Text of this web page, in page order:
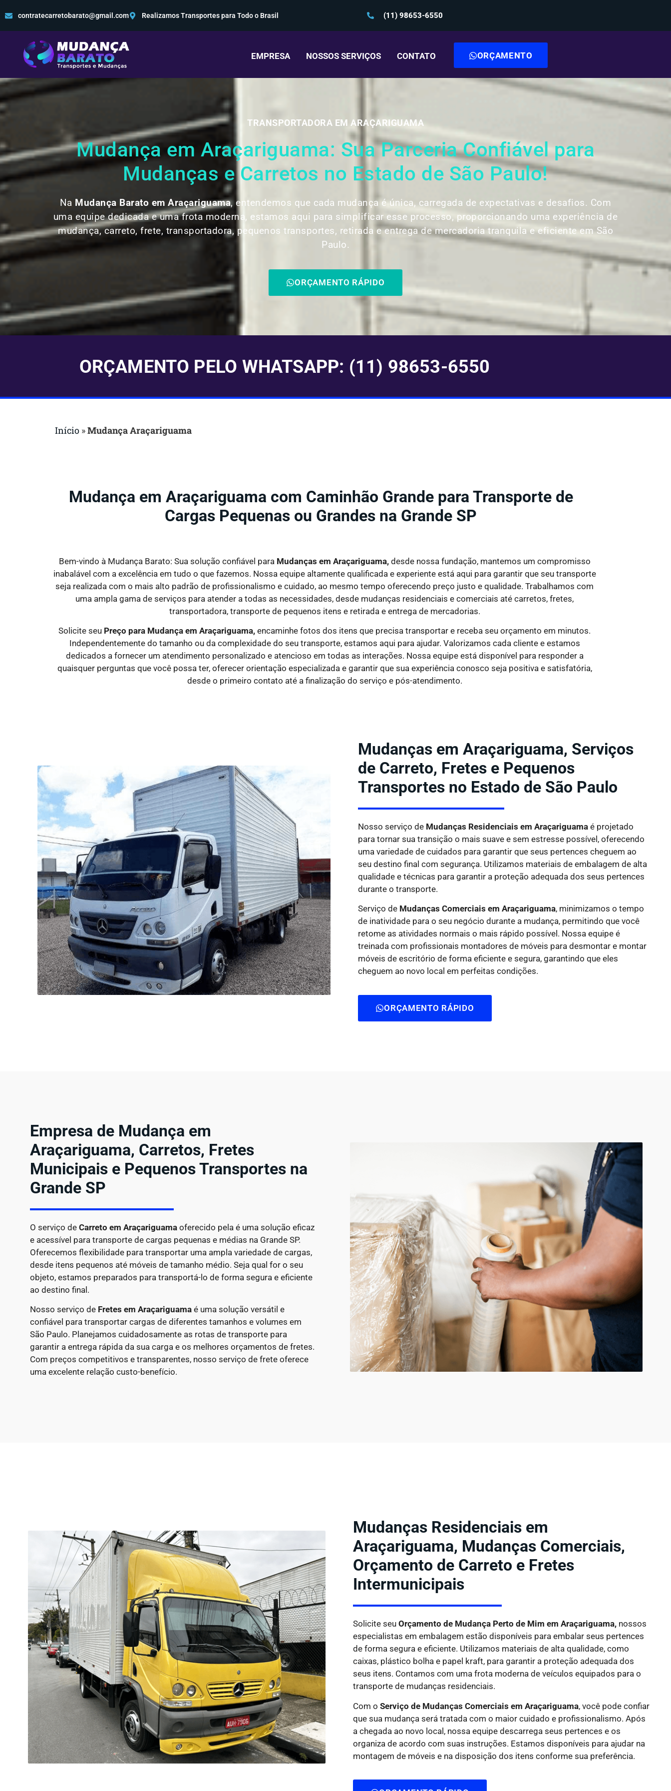
contratecarretobarato@gmail.com Realizamos Transportes para Todo o Brasil (11) 98653-6550
EMPRESA NOSSOS SERVIÇOS CONTATO ORÇAMENTO
TRANSPORTADORA EM ARAÇARIGUAMA
Mudança em Araçariguama: Sua Parceria Confiável para
Mudanças e Carretos no Estado de São Paulo!
Na Mudança Barato em Araçariguama, entendemos que cada mudança é única, carregada de expectativas e desafios. Com
uma equipe dedicada e uma frota moderna, estamos aqui para simplificar esse processo, proporcionando uma experiência de
mudança, carreto, frete, transportadora, pequenos transportes, retirada e entrega de mercadoria tranquila e eficiente em São
Paulo.
ORÇAMENTO RÁPIDO
ORÇAMENTO PELO WHATSAPP: (11) 98653-6550
Início »Mudança Araçariguama
Mudança em Araçariguama com Caminhão Grande para Transporte de
Cargas Pequenas ou Grandes na Grande SP
Bem-vindo à Mudança Barato: Sua solução confiável paraMudanças em Araçariguama,desde nossa fundação, mantemos um compromisso
inabalável com a excelência em tudo o que fazemos. Nossa equipe altamente qualificada e experiente está aqui para garantir que seu transporte
seja realizada com o mais alto padrão de profissionalismo e cuidado, ao mesmo tempo oferecendo preço justo e qualidade. Trabalhamos com
uma ampla gama de serviços para atender a todas as necessidades, desde mudanças residenciais e comerciais até carretos, fretes,
transportadora, transporte de pequenos itens e retirada e entrega de mercadorias.
Solicite seu Preço para Mudança em Araçariguama, encaminhe fotos dos itens que precisa transportar e receba seu orçamento em minutos.
Independentemente do tamanho ou da complexidade do seu transporte, estamos aqui para ajudar. Valorizamos cada cliente e estamos
dedicados a fornecer um atendimento personalizado e atencioso em todas as interações. Nossa equipe está disponível para responder a
quaisquer perguntas que você possa ter, oferecer orientação especializada e garantir que sua experiência conosco seja positiva e satisfatória,
desde o primeiro contato até a finalização do serviço e pós-atendimento.
Mudanças em Araçariguama, Serviços
de Carreto, Fretes e Pequenos
Transportes no Estado de São Paulo
Nosso serviço de Mudanças Residenciais em Araçariguama é projetado
para tornar sua transição o mais suave e sem estresse possível, oferecendo
uma variedade de cuidados para garantir que seus pertences cheguem ao
seu destino final com segurança. Utilizamos materiais de embalagem de alta
qualidade e técnicas para garantir a proteção adequada dos seus pertences
durante o transporte.
Serviço de Mudanças Comerciais em Araçariguama, minimizamos o tempo
de inatividade para o seu negócio durante a mudança, permitindo que você
retome as atividades normais o mais rápido possível. Nossa equipe é
treinada com profissionais montadores de móveis para desmontar e montar
móveis de escritório de forma eficiente e segura, garantindo que eles
cheguem ao novo local em perfeitas condições.
ORÇAMENTO RÁPIDO
Empresa de Mudança em
Araçariguama, Carretos, Fretes
Municipais e Pequenos Transportes na
Grande SP
O serviço de Carreto em Araçariguama oferecido pela é uma solução eficaz
e acessível para transporte de cargas pequenas e médias na Grande SP.
Oferecemos flexibilidade para transportar uma ampla variedade de cargas,
desde itens pequenos até móveis de tamanho médio. Seja qual for o seu
objeto, estamos preparados para transportá-lo de forma segura e eficiente
ao destino final.
Nosso serviço de Fretes em Araçariguama é uma solução versátil e
confiável para transportar cargas de diferentes tamanhos e volumes em
São Paulo. Planejamos cuidadosamente as rotas de transporte para
garantir a entrega rápida da sua carga e os melhores orçamentos de fretes.
Com preços competitivos e transparentes, nosso serviço de frete oferece
uma excelente relação custo-benefício.
Mudanças Residenciais em
Araçariguama, Mudanças Comerciais,
Orçamento de Carreto e Fretes
Intermunicipais
Solicite seuOrçamento de Mudança Perto de Mim em Araçariguama, nossos
especialistas em embalagem estão disponíveis para embalar seus pertences
de forma segura e eficiente. Utilizamos materiais de alta qualidade, como
caixas, plástico bolha e papel kraft, para garantir a proteção adequada dos
seus itens. Contamos com uma frota moderna de veículos equipados para o
transporte de mudanças residenciais.
Com oServiço de Mudanças Comerciais em Araçariguama, você pode confiar
que sua mudança será tratada com o maior cuidado e profissionalismo. Após
a chegada ao novo local, nossa equipe descarrega seus pertences e os
organiza de acordo com suas instruções. Estamos disponíveis para ajudar na
montagem de móveis e na disposição dos itens conforme sua preferência.